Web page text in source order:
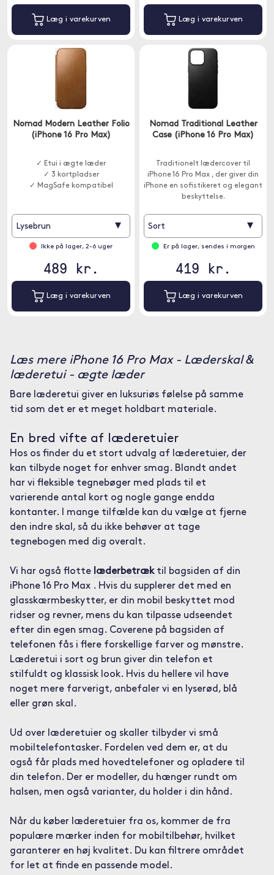
Læg i varekurven Læg i varekurven
Nomad Modern Leather Folio
(iPhone 16 Pro Max)
✓ Etui i ægte læder
✓ 3 kortpladser
✓ MagSafe kompatibel
Lysebrun ▾
Ikke på lager, 2-6 uger
489 kr.
Læg i varekurven
Nomad Traditional Leather
Case (iPhone 16 Pro Max)
Traditionelt lædercover til
iPhone 16 Pro Max , der giver din
iPhone en sofistikeret og elegant
beskyttelse.
Sort ▾
Er på lager, sendes i morgen
419 kr.
Læg i varekurven
Læs mere iPhone 16 Pro Max - Læderskal &
læderetui - ægte læder
Bare læderetui giver en luksuriøs følelse på samme
tid som det er et meget holdbart materiale.
En bred vifte af læderetuier
Hos os finder du et stort udvalg af læderetuier, der
kan tilbyde noget for enhver smag. Blandt andet
har vi fleksible tegnebøger med plads til et
varierende antal kort og nogle gange endda
kontanter. I mange tilfælde kan du vælge at fjerne
den indre skal, så du ikke behøver at tage
tegnebogen med dig overalt.
Vi har også flotte læderbetræktil bagsiden af din
iPhone 16 Pro Max . Hvis du supplerer det med en
glasskærmbeskytter, er din mobil beskyttet mod
ridser og revner, mens du kan tilpasse udseendet
efter din egen smag. Coverene på bagsiden af
telefonen fås i flere forskellige farver og mønstre.
Læderetui i sort og brun giver din telefon et
stilfuldt og klassisk look. Hvis du hellere vil have
noget mere farverigt, anbefaler vi en lyserød, blå
eller grøn skal.
Ud over læderetuier og skaller tilbyder vi små
mobiltelefontasker. Fordelen ved dem er, at du
også får plads med hovedtelefoner og opladere til
din telefon. Der er modeller, du hænger rundt om
halsen, men også varianter, du holder i din hånd.
Når du køber læderetuier fra os, kommer de fra
populære mærker inden for mobiltilbehør, hvilket
garanterer en høj kvalitet. Du kan filtrere området
for let at finde en passende model.